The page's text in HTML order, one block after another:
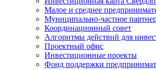
Малое и среднее
Муниципально-частное
Координационный совет
Алгоритмы действий для
Проектный офис
Инвестиционные проекты
Фонд поддержки